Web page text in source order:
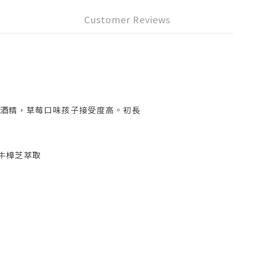
Customer Reviews
精，草莓口味孩子接受度高。初長
樟芝萃取